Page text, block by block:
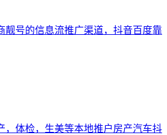
靓号的信息流推广渠道，抖音百度靠
，体检，生美等本地推户房产汽车抖